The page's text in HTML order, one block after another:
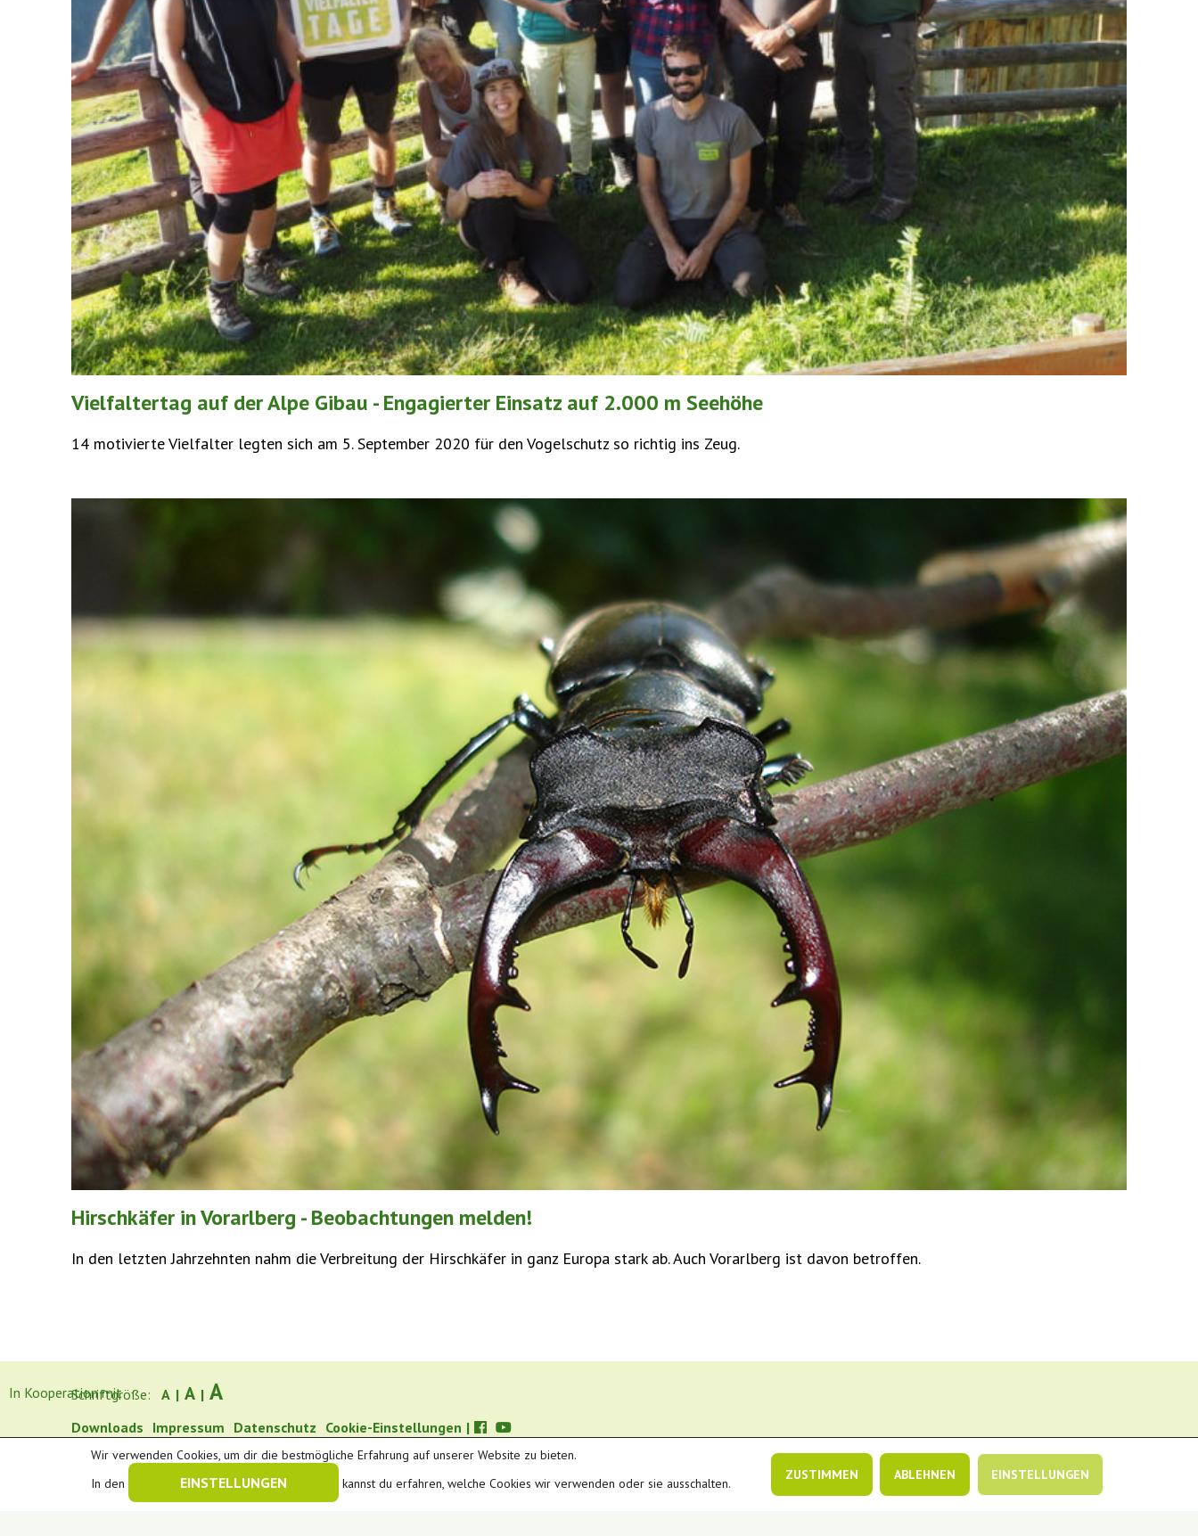
Vielfaltertag auf der Alpe Gibau - Engagierter Einsatz auf 2.000 m Seehöhe
14 motivierte Vielfalter legten sich am 5. September 2020 für den Vogelschutz so richtig ins Zeug.
Hirschkäfer in Vorarlberg - Beobachtungen melden!
In den letzten Jahrzehnten nahm die Verbreitung der Hirschkäfer in ganz Europa stark ab. Auch Vorarlberg ist davon betroffen.
Schriftgröße: A | A | A
Downloads Impressum Datenschutz Cookie-Einstellungen |
In Kooperation mit
Wir verwenden Cookies, um dir die bestmögliche Erfahrung auf unserer Website zu bieten.
In den
EINSTELLUNGEN kannst du erfahren, welche Cookies wir verwenden oder sie ausschalten.
ZUSTIMMEN ABLEHNEN EINSTELLUNGEN